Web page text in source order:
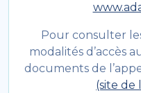
Pour consulter
modalités d’accès
documents de
(site de